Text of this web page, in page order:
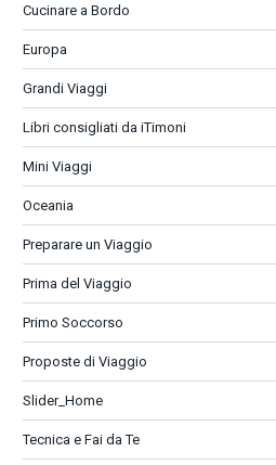
Cucinare a Bordo
Europa
Grandi Viaggi
Libri consigliati da iTimoni
Mini Viaggi
Oceania
Preparare un Viaggio
Prima del Viaggio
Primo Soccorso
Proposte di Viaggio
Slider_Home
Tecnica e Fai da Te